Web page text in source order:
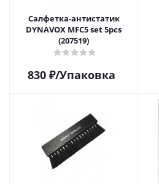
Салфетка-aнтистатик
DYNAVOX MFC5 set 5pcs
(207519)
830 ₽/Упаковка